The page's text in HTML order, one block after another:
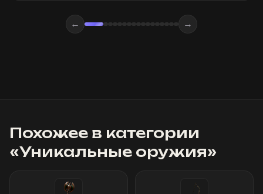
← →
Похожее в категории
«Уникальные оружия»